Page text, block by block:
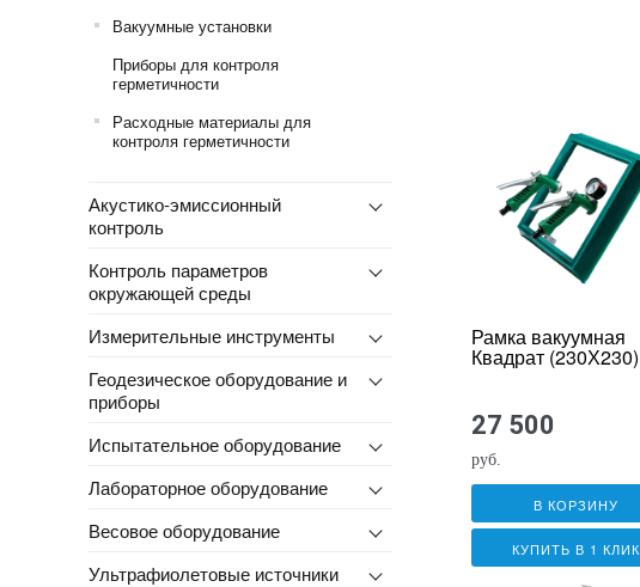
Вакуумные установки
Приборы для контроля
герметичности
Расходные материалы для
контроля герметичности
Акустико-эмиссионный
контроль
Контроль параметров
окружающей среды
Измерительные инструменты
Геодезическое оборудование и
приборы
Испытательное оборудование
Лабораторное оборудование
Весовое оборудование
Ультрафиолетовые источники
Рамка вакуумная
Квадрат (230Х230)
27 500
руб.
В КОРЗИНУ
КУПИТЬ В 1 КЛИК